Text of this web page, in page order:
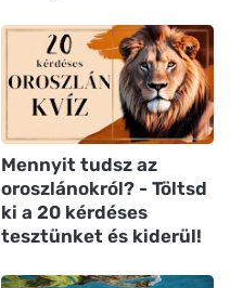
Mennyit tudsz az
oroszlánokról? - Töltsd
ki a 20 kérdéses
tesztünket és kiderül!